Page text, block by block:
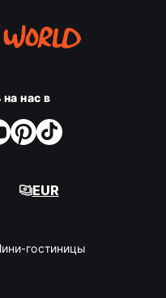
нас в
EUR
гостиницы